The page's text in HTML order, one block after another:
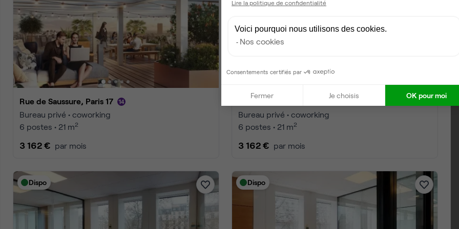
Rue de Saussure, Paris 17
Bureau privé • coworking
3 postes • 10 m2
1 528 € par mois
Rue de la Terrasse, Paris 17
Bureau privé • coworking
2 postes • 13 m2
1 560 € par mois
Dispo le 31 décembre Dispo le 31 décembre
Lire la politique de confidentialité
Voici pourquoi nous utilisons des cookies.
Nos cookies
Consentements certifiés par
Fermer Je choisis OK pour moi